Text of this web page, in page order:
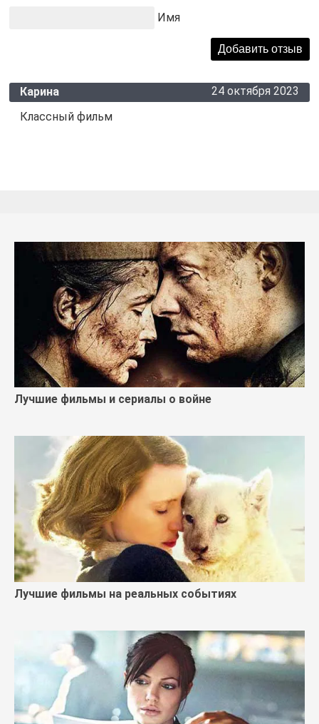
Имя
Карина
24 октября 2023
Классный фильм
Лучшие фильмы и сериалы о войне
Лучшие фильмы на реальных событиях